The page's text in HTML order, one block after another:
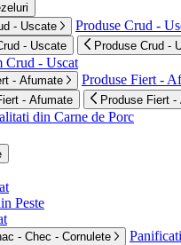
- Uscate
Produse Crud -
- Uscate Produse Crud -
Crud - Uscat
- Afumate Produse Fiert -
- Afumate Produse Fiert -
din Carne de Porc
Peste
- Chec - Cornulete